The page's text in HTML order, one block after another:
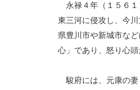
永禄４年（１５６１
東三河に侵攻し、今
県豊川市や新城市な
心」であり、怒り心頭
駿府には、元康の妻